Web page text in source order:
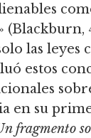
(Blackburn,
las leyes
estos
en su
fragmento